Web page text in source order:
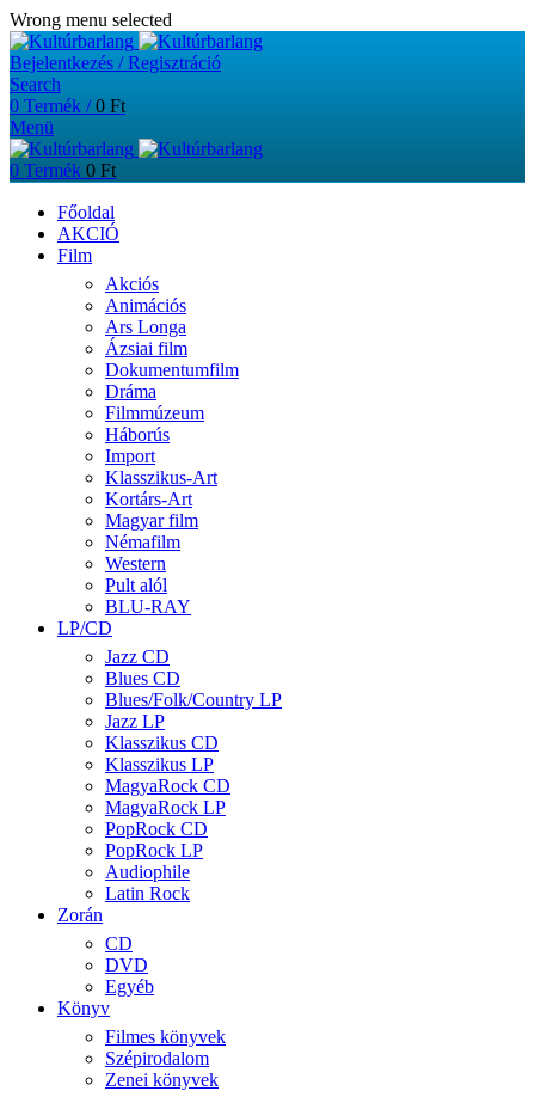
Wrong menu selected
Bejelentkezés / Regisztráció
Search
0 Termék / 0 Ft
Menü
0 Termék 0 Ft
Főoldal
AKCIÓ
Film
Akciós
Animációs
Ars Longa
Ázsiai film
Dokumentumfilm
Dráma
Filmmúzeum
Háborús
Import
Klasszikus-Art
Kortárs-Art
Magyar film
Némafilm
Western
Pult alól
BLU-RAY
LP/CD
Jazz CD
Blues CD
Blues/Folk/Country LP
Jazz LP
Klasszikus CD
Klasszikus LP
MagyaRock CD
MagyaRock LP
PopRock CD
PopRock LP
Audiophile
Latin Rock
Zorán
CD
DVD
Egyéb
Könyv
Filmes könyvek
Szépirodalom
Zenei könyvek